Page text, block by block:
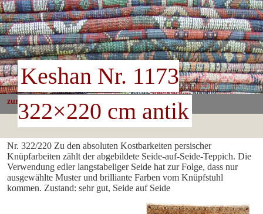
Keshan Nr. 1173
322×220 cm antik
zurück
Nr. 322/220 Zu den absoluten Kostbarkeiten persischer
Knüpfarbeiten zählt der abgebildete Seide-auf-Seide-Teppich. Die
Verwendung edler langstabeliger Seide hat zur Folge, dass nur
ausgewählte Muster und brilliante Farben vom Knüpfstuhl
kommen. Zustand: sehr gut, Seide auf Seide